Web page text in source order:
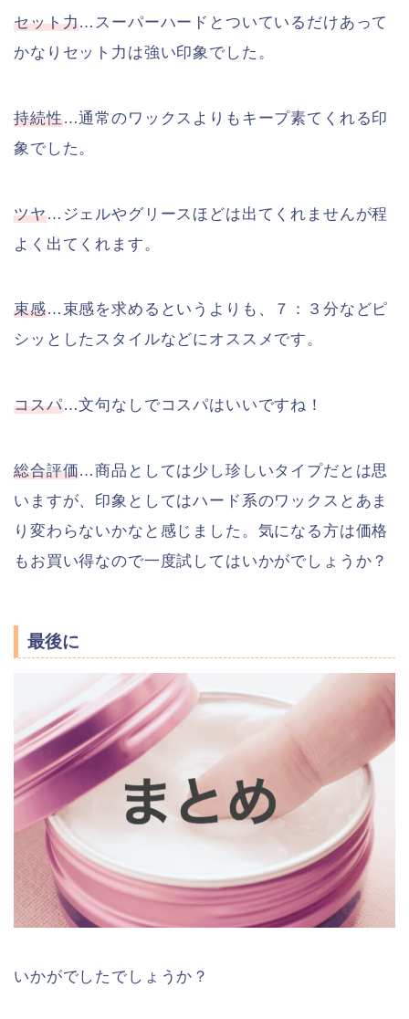
セット力…スーパーハードとついているだけあって
かなりセット力は強い印象でした。
持続性…通常のワックスよりもキープ素てくれる印
象でした。
ツヤ…ジェルやグリースほどは出てくれませんが程
よく出てくれます。
束感…束感を求めるというよりも、７：３分などピ
シッとしたスタイルなどにオススメです。
コスパ…文句なしでコスパはいいですね！
総合評価…商品としては少し珍しいタイプだとは思
いますが、印象としてはハード系のワックスとあま
り変わらないかなと感じました。気になる方は価格
もお買い得なので一度試してはいかがでしょうか？
最後に
いかがでしたでしょうか？